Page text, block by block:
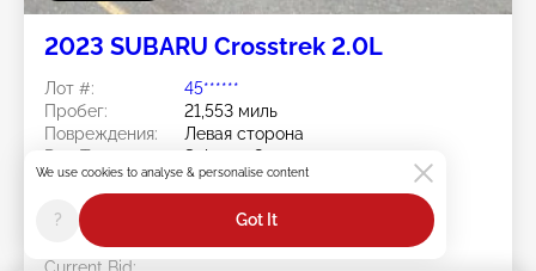
2023 SUBARU Crosstrek 2.0L
Лот #:
45******
Пробег:
21,553 миль
Повреждения:
Левая сторона
Doc Type:
Salvage Oregon
Площадка:
OR - PORTLAND
Дата торгов:
Статус ставки:
You Haven't bid
We use cookies to analyse & personalise content
? Got It